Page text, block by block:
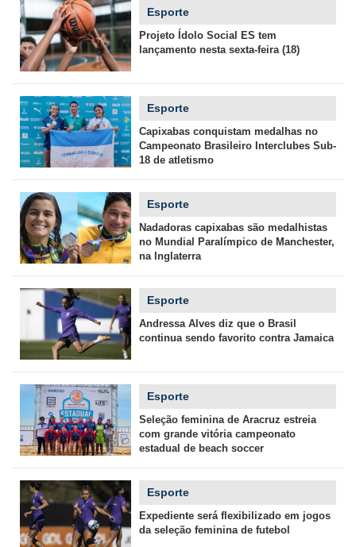
Esporte
Projeto Ídolo Social ES tem
lançamento nesta sexta-feira (18)
Esporte
Capixabas conquistam medalhas no
Campeonato Brasileiro Interclubes Sub-
18 de atletismo
Esporte
Nadadoras capixabas são medalhistas
no Mundial Paralímpico de Manchester,
na Inglaterra
Esporte
Andressa Alves diz que o Brasil
continua sendo favorito contra Jamaica
Esporte
Seleção feminina de Aracruz estreia
com grande vitória campeonato
estadual de beach soccer
Esporte
Expediente será flexibilizado em jogos
da seleção feminina de futebol